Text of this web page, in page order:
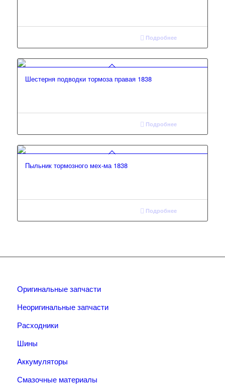
Подробнее
Шестерня подводки тормоза правая 1838
Подробнее
Пыльник тормозного мех-ма 1838
Подробнее
Оригинальные запчасти
Неоригинальные запчасти
Расходники
Шины
Аккумуляторы
Смазочные материалы